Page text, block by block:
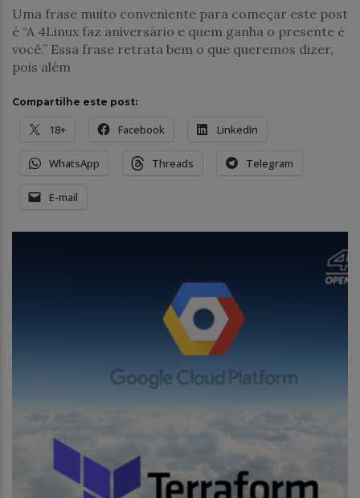
Uma frase muito conveniente para começar este post
é “A 4Linux faz aniversário e quem ganha o presente é
você.” Essa frase retrata bem o que queremos dizer,
pois além
Compartilhe este post:
18+ Facebook LinkedIn
WhatsApp Threads Telegram
E-mail